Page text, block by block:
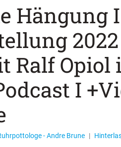
Hängung
Ralf Opiol
I
- Andre Brune